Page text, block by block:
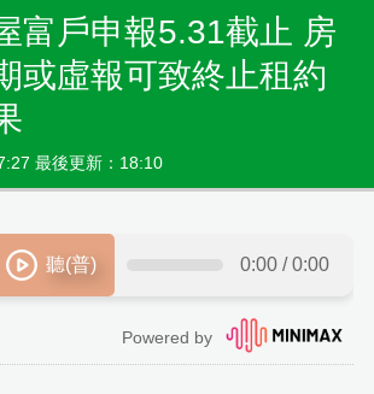
富戶申報5.31截止 房
或虛報可致終止租約
最後更新：18:10